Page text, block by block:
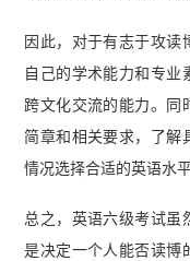
因此，对于有志于攻读
自己的学术能力和专业
跨文化交流的能力。同
简章和相关要求，了解
情况选择合适的英语水
总之，英语六级考试虽
是决定一个人能否读博